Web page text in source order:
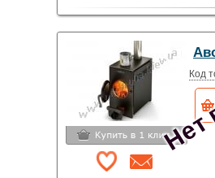
Кожух: Металлический
Обогрев: Воздушный
Выход дымохода: Вверх
Топливо: Дрова
Шибер (Кагла): Нет
Код